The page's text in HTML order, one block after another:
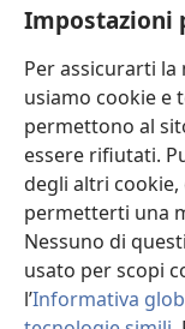
Impostazioni
Per assicurarti
usiamo cookie e
permettono al
essere rifiutati.
degli altri cookie,
permetterti una
Nessuno di
usato per scopi
l’Informativa
(apre
una
nuova
finestra)
BIBLIOTECA
(apre
una
nuova
finestra)
JW Hub
(apre
una
nuova
finestra)
JW Library
Watchtower